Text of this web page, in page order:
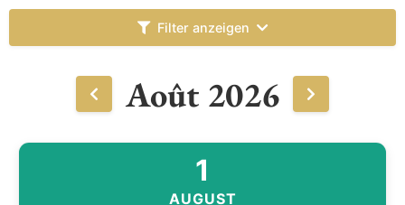
Filter anzeigen
Août 2026
1
AUGUST